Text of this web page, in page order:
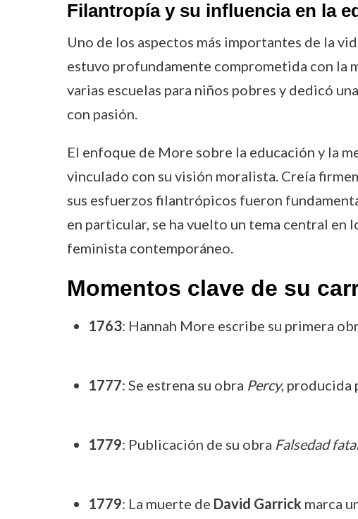
Filantropía y su influencia en la
Uno de los aspectos más importantes de la
estuvo profundamente comprometida con la
varias escuelas para niños pobres y dedicó
con pasión.
El enfoque de More sobre la educación y la
vinculado con su visión moralista. Creía
sus esfuerzos filantrópicos fueron
en particular, se ha vuelto un tema central
feminista contemporáneo.
Momentos clave de su
1763: Hannah More escribe su primera
1777: Se estrena su obra Percy, producida
1779: Publicación de su obra Falsedad
1779: La muerte de David Garrick marca